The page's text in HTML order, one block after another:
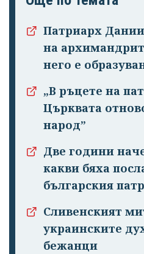
Патриарх
на
него е
„В ръцете на
Църквата
народ”
Две години
какви бяха
българския
Сливенският
украинските
бежанци